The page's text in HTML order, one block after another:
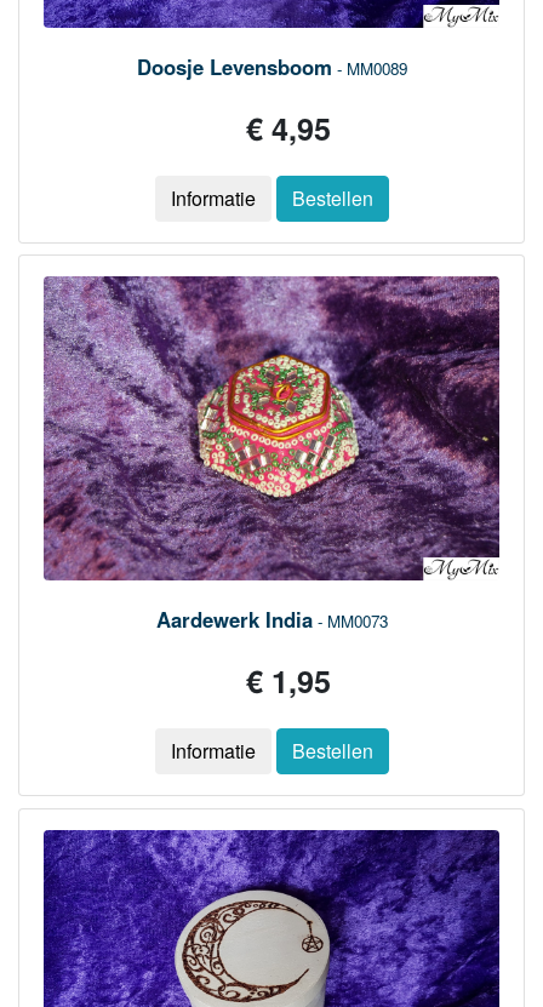
Doosje Levensboom - MM0089
€ 4,95
Informatie Bestellen
Aardewerk India- MM0073
€ 1,95
Informatie Bestellen